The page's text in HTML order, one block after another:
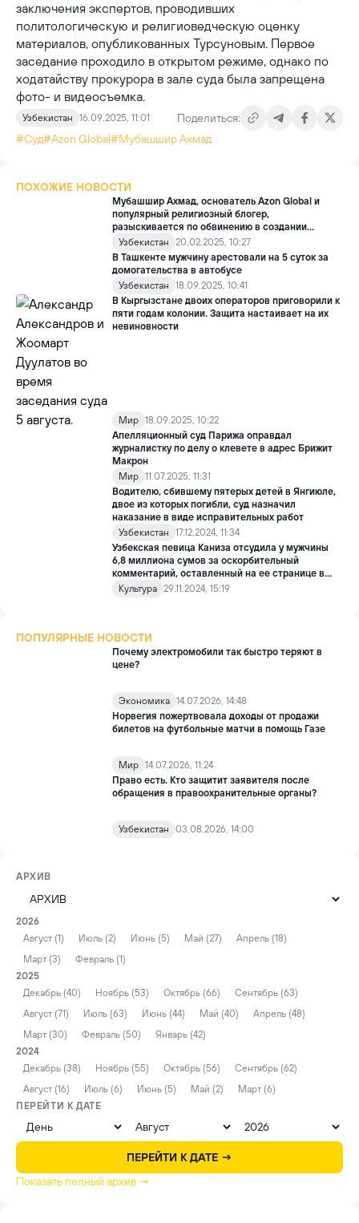
заключения экспертов, проводивших
политологическую и религиоведческую оценку
материалов, опубликованных Турсуновым. Первое
заседание проходило в открытом режиме, однако по
ходатайству прокурора в зале суда была запрещена
фото- и видеосъемка.
Узбекистан 16.09.2025, 11:01
Поделиться:
#Суд#Azon Global#Мубашшир Ахмад
ПОХОЖИЕ НОВОСТИ
Мубашшир Ахмад, основатель Azon Global и
популярный религиозный блогер,
разыскивается по обвинению в создании
запрещенной организации
Узбекистан
20.02.2025, 10:27
В Ташкенте мужчину арестовали на 5 суток за
домогательства в автобусе
Узбекистан
18.09.2025, 10:41
В Кыргызстане двоих операторов приговорили к
пяти годам колонии. Защита настаивает на их
невиновности
Мир 18.09.2025, 10:22
Апелляционный суд Парижа оправдал
журналистку по делу о клевете в адрес Брижит
Макрон
Мир 11.07.2025, 11:31
Водителю, сбившему пятерых детей в Янгиюле,
двое из которых погибли, суд назначил
наказание в виде исправительных работ
Узбекистан
17.12.2024, 11:34
Узбекская певица Каниза отсудила у мужчины
6,8 миллиона сумов за оскорбительный
комментарий, оставленный на ее странице в
Instagram
Культура 29.11.2024, 15:19
ПОПУЛЯРНЫЕ НОВОСТИ
Почему электромобили так быстро теряют в
цене?
Экономика 14.07.2026, 14:48
Норвегия пожертвовала доходы от продажи
билетов на футбольные матчи в помощь Газе
Мир 14.07.2026, 11:24
Право есть. Кто защитит заявителя после
обращения в правоохранительные органы?
Узбекистан 03.08.2026, 14:00
АРХИВ
2026
Август (1)
Июль (2) Июнь (5) Май (27)
Апрель (18)
Март (3)
Февраль (1)
2025
Декабрь (40)
Ноябрь (53) Октябрь (66)
Сентябрь (63)
Август (71)
Июль (63) Июнь (44) Май (40)
Апрель (48)
Март (30)
Февраль (50)
Январь (42)
2024
Декабрь (38)
Ноябрь (55) Октябрь (56)
Сентябрь (62)
Август (16)
Июль (6) Июнь (5) Май (2)
Март (6)
ПЕРЕЙТИ К ДАТЕ
ПЕРЕЙТИ К ДАТЕ →
Показать полный архив →